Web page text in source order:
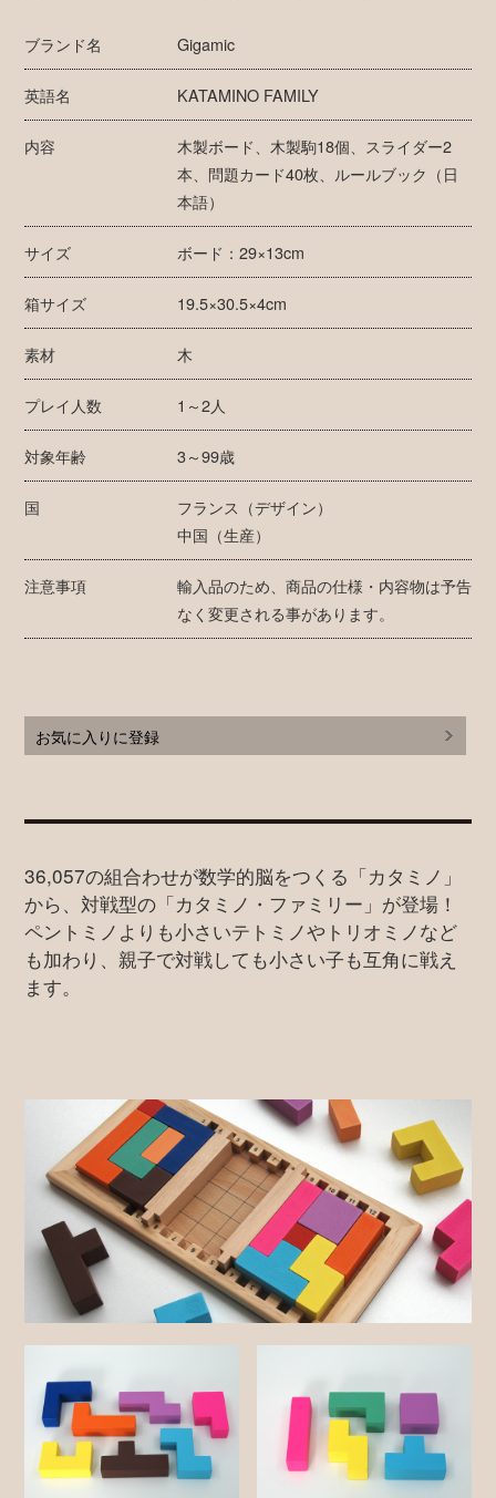
ブランド名 Gigamic
英語名 KATAMINO FAMILY
内容
木製ボード、木製駒18個、スライダー2
本、問題カード40枚、ルールブック（日
本語）
サイズ ボード：29×13cm
箱サイズ 19.5×30.5×4cm
素材 木
プレイ人数 1～2人
対象年齢 3～99歳
国
フランス（デザイン）
中国（生産）
注意事項
輸入品のため、商品の仕様・内容物は予告
なく変更される事があります。
お気に入りに登録
36,057の組合わせが数学的脳をつくる「カタミノ」
から、対戦型の「カタミノ・ファミリー」が登場！
ペントミノよりも小さいテトミノやトリオミノなど
も加わり、親子で対戦しても小さい子も互角に戦え
ます。